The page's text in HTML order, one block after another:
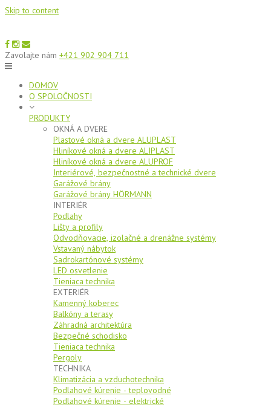
Skip to content
Zavolajte nám +421 902 904 711
DOMOV
O SPOLOČNOSTI
PRODUKTY
OKNÁ A DVERE
Plastové okná a dvere ALUPLAST
Hliníkové okná a dvere ALIPLAST
Hliníkové okná a dvere ALUPROF
Interiérové, bezpečnostné a technické dvere
Garážové brány
Garážové brány HÖRMANN
INTERIÉR
Podlahy
Lišty a profily
Odvodňovacie, izolačné a drenážne systémy
Vstavaný nábytok
Sadrokartónové systémy
LED osvetlenie
Tieniaca technika
EXTERIÉR
Kamenný koberec
Balkóny a terasy
Záhradná architektúra
Bezpečné schodisko
Tieniaca technika
Pergoly
TECHNIKA
Klimatizácia a vzduchotechnika
Podlahové kúrenie - teplovodné
Podlahové kúrenie - elektrické